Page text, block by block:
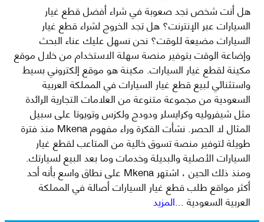
هل أنت شخص تجد صعوبة في شراء أفضل قطع غيار
السيارات عبر الإنترنت؟ هل تجد الخروج لشراء قطع غيار
السيارات مضيعة للوقت؟ نحن نسهل عليك عناء البحث
وإضاعة الوقت بتوفير منصة سهلة الاستخدام من خلال موقع
مكينة لقطع غيار السيارات. مكينة هو موقع إلكتروني بسيط
واستثنائي لبيع قطع غيار السيارات في المملكة العربية
السعودية من مجموعة متنوعة من العلامات التجارية الرائدة
مثل شيفروليه وكرايسلر ودودج ولكزس وتويوتا على سبيل
المثال لا الحصر. نشأت الفكرة وراء مفهوم Mkena منذ فترة
طويلة لتوفير منصة تسوق خالية من المتاعب لقطع غيار
السيارات الأصلية والبديلة وخدمات وما بعد البيع لسيارتك.
ومنذ ذلك الحين ، اشتهر Mkena على نطاق واسع بأنه أحد
أكثر مواقع طلب قطع غيار السيارات أصالة في المملكة
العربية السعودية...المزيد